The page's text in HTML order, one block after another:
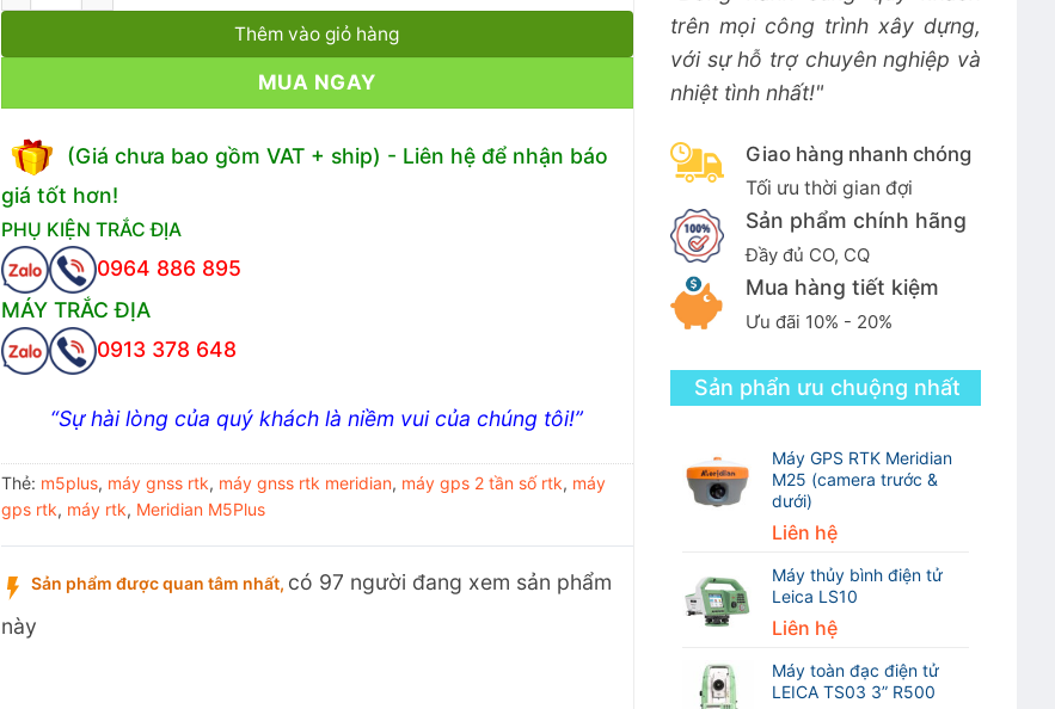
trên mọi công trình xây dựng,
với sự hỗ trợ chuyên nghiệp và
nhiệt tình nhất!"
Giao hàng nhanh chóng
Tối ưu thời gian đợi
Sản phẩm chính hãng
Đầy đủ CO, CQ
Mua hàng tiết kiệm
Ưu đãi 10% - 20%
Sản phẩn ưu chuộng nhất
Máy GPS RTK Meridian
M25 (camera trước &
dưới)
Liên hệ
Máy thủy bình điện tử
Leica LS10
Liên hệ
Máy toàn đạc điện tử
LEICA TS03 3” R500
Thêm vào giỏ hàng
MUA NGAY
(Giá chưa bao gồm VAT + ship) - Liên hệ để nhận báo
giá tốt hơn!
PHỤ KIỆN TRẮC ĐỊA
0964 886 895
MÁY TRẮC ĐỊA
0913 378 648
“Sự hài lòng của quý khách là niềm vui của chúng tôi!”
Thẻ: m5plus, máy gnss rtk, máy gnss rtk meridian, máy gps 2 tần số rtk, máy
gps rtk, máy rtk, Meridian M5Plus
Sản phẩm được quan tâm nhất, có 97 người đang xem sản phẩm
này